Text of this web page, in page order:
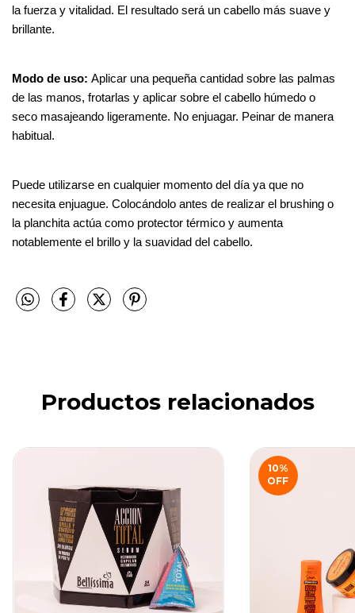
la fuerza y vitalidad. El resultado será un cabello más suave y
brillante.
Modo de uso: Aplicar una pequeña cantidad sobre las palmas
de las manos, frotarlas y aplicar sobre el cabello húmedo o
seco masajeando ligeramente. No enjuagar. Peinar de manera
habitual.
Puede utilizarse en cualquier momento del día ya que no
necesita enjuague. Colocándolo antes de realizar el brushing o
la planchita actúa como protector térmico y aumenta
notablemente el brillo y la suavidad del cabello.
Productos relacionados
10%
OFF